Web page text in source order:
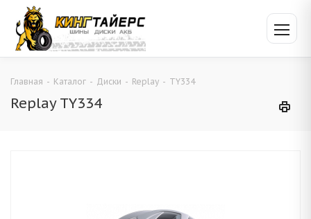
Главная - Каталог - Диски - Replay - TY334
Replay TY334